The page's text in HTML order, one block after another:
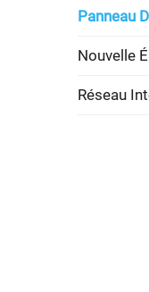
Panneau
Nouvelle
Réseau